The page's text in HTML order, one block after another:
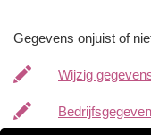
Gegevens onjuist of
Wijzig